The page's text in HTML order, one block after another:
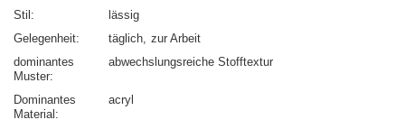
Stil
lässig
Gelegenheit
täglich zur Arbeit
dominantes
Muster
abwechslungsreiche Stofftextur
Dominantes
Material
acryl